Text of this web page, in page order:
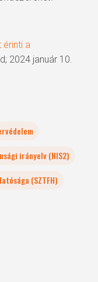
érinti a
2024 január 10.
irányelv (NIS2)
(SZTFH)